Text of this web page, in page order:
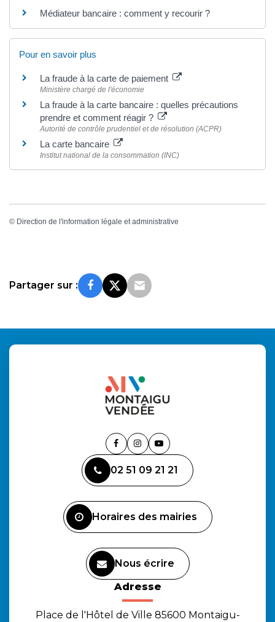
Médiateur bancaire : comment y recourir ?
Pour en savoir plus
La fraude à la carte de paiement
Ministère chargé de l'économie
La fraude à la carte bancaire : quelles précautions
prendre et comment réagir ?
Autorité de contrôle prudentiel et de résolution (ACPR)
La carte bancaire
Institut national de la consommation (INC)
© Direction de l'information légale et administrative
Partager sur :
Lien
le
compte
Lien
le
compte
Lien
la
chaîne
02 51 09 21 21
Horaires des mairies
Nous écrire
Adresse
Place de l'Hôtel de Ville 85600 Montaigu-